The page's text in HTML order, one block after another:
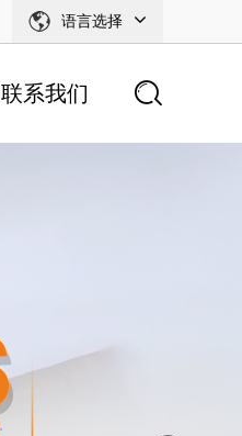
语言选择
联系我们